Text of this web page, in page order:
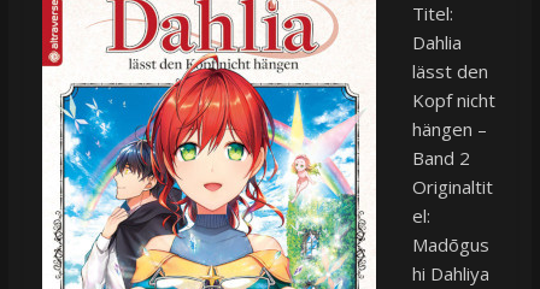
Titel:
Dahlia
lässt den
Kopf nicht
hängen –
Band 2
Originaltit
el:
Madōgus
hi Dahliya